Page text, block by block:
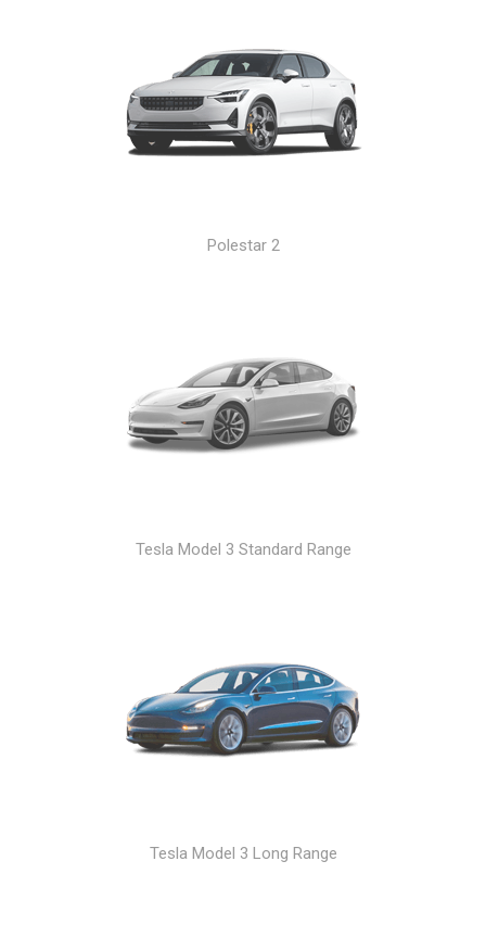
Polestar 2
Tesla Model 3 Standard Range
Tesla Model 3 Long Range